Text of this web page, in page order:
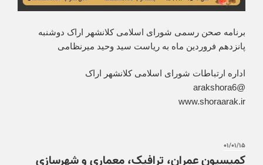
برنامه صحن رسمی شورای اسلامی کلانشهر اراک دوشنبه
پانزدهم فروردین ماه به ریاست سید وحید میرنظامی
اداره ارتباطات شورای اسلامی کلانشهر اراک
@arakshora6
www.shoraarak.ir
۰۱/۰۱/۱۵
کمیسیون عمران، ترافیک، معماری و شهرسازی